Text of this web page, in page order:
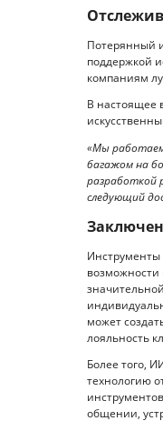
Потерянный
поддержкой
компаниям
В настоящее
«Мы работаем
багажом на
разработкой
следующий
Инструменты
возможности
может
лояльность
Более того,
технологию
общении,